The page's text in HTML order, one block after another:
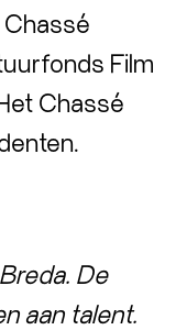
Film
Chassé
De
aan talent.